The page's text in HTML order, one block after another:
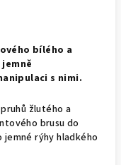
bílého a
s nimi.
žlutého a
brusu do
rýhy hladkého